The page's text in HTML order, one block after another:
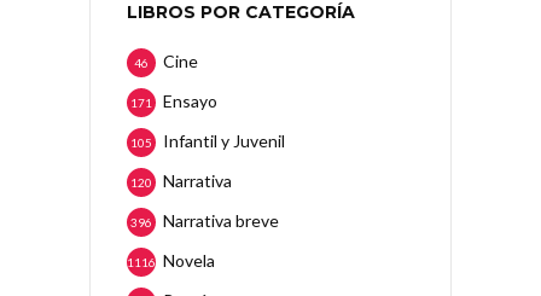
LIBROS POR CATEGORÍA
Cine
46
Ensayo
171
Infantil y Juvenil
105
Narrativa
120
Narrativa breve
396
Novela
1116